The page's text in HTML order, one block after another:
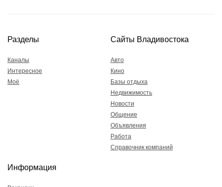
Разделы
Каналы
Интересное
Моё
Сайты Владивостока
Авто
Кино
Базы отдыха
Недвижимость
Новости
Общение
Объявления
Работа
Справочник компаний
Информация